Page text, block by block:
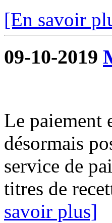
[En savoir
09-10-2019
Le paiement
désormais
service de
titres de
savoir plus]